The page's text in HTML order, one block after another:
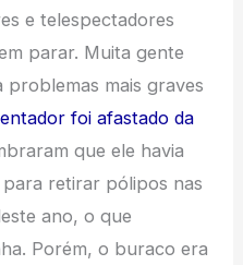
e telespectadores
parar. Muita gente
problemas mais graves
foi afastado da
que ele havia
retirar pólipos nas
ano, o que
Porém, o buraco era